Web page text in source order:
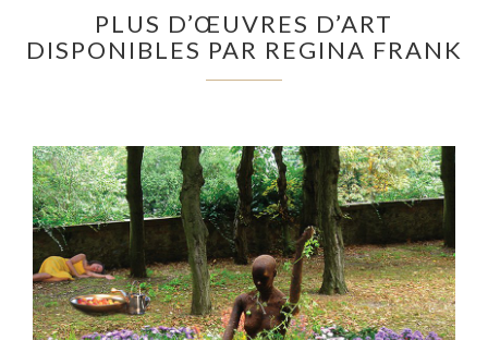
PLUS D’ŒUVRES D’ART
DISPONIBLES PAR REGINA FRANK